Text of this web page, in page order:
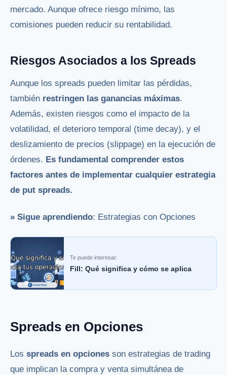
mercado. Aunque ofrece riesgo mínimo, las
comisiones pueden reducir su rentabilidad.
Riesgos Asociados a los Spreads
Aunque los spreads pueden limitar las pérdidas,
también restringen las ganancias máximas.
Además, existen riesgos como el impacto de la
volatilidad, el deterioro temporal (time decay), y el
deslizamiento de precios (slippage) en la ejecución de
órdenes. Es fundamental comprender estos
factores antes de implementar cualquier estrategia
de put spreads.
» Sigue aprendiendo: Estrategias con Opciones
Te puede interesar:
Fill: Qué significa y cómo se aplica
Spreads en Opciones
Los spreads en opciones son estrategias de trading
que implican la compra y venta simultánea de